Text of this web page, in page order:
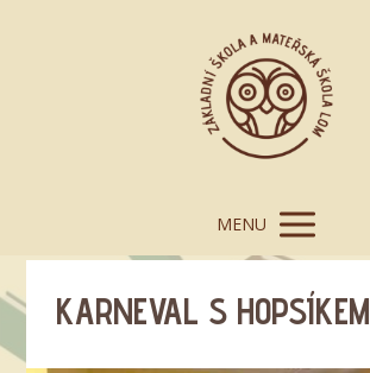
MENU
KARNEVAL S HOPSÍKEM